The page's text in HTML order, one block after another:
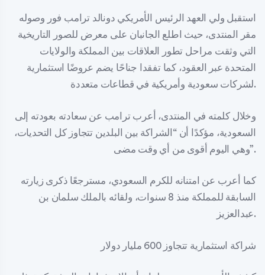
استقبل ولي العهد الرئيس الأمريكي دونالد ترامب فور وصوله
مقر المنتدى، حيث اطلع الجانبان على معرض للصور التاريخية
التي وثقت مراحل تطور العلاقات بين المملكة والولايات
المتحدة عبر العقود، كما تفقدا جناحًا يضم عروضًا استثمارية
لشركات سعودية وأمريكية في قطاعات متعددة.
وخلال كلمته في المنتدى، أعرب ترامب عن سعادته بعودته إلى
السعودية، مؤكدًا أن “الشراكة بين البلدين تتجاوز كل التحديات،
وهي اليوم أقوى من أي وقت مضى”.
كما أعرب عن امتنانه للكرم السعودي، مسترجعًا ذكرى زيارته
السابقة للمملكة منذ 8 سنوات، ولقائه بالملك سلمان بن
عبدالعزيز.
شراكة استثمارية تتجاوز 600 مليار دولار